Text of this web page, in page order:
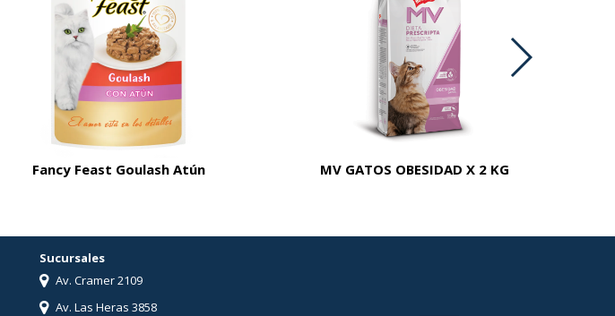
Fancy Feast Goulash Atún MV GATOS OBESIDAD X 2 KG
Sucursales
Av. Cramer 2109
Av. Las Heras 3858